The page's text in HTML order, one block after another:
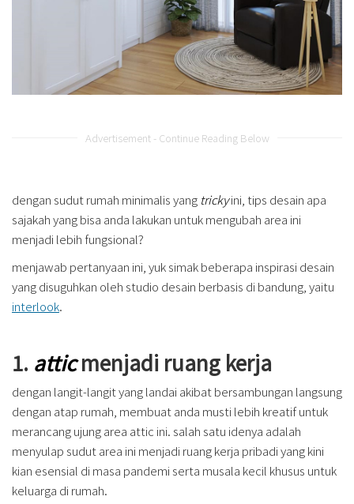
Advertisement - Continue Reading Below
dengan sudut rumah minimalis yang trickyini, tips desain apa
sajakah yang bisa anda lakukan untuk mengubah area ini
menjadi lebih fungsional?
menjawab pertanyaan ini, yuk simak beberapa inspirasi desain
yang disuguhkan oleh studio desain berbasis di bandung, yaitu
interlook.
1. atticmenjadi ruang kerja
dengan langit-langit yang landai akibat bersambungan langsung
dengan atap rumah, membuat anda musti lebih kreatif untuk
merancang ujung area attic ini. salah satu idenya adalah
menyulap sudut area ini menjadi ruang kerja pribadi yang kini
kian esensial di masa pandemi serta musala kecil khusus untuk
keluarga di rumah.